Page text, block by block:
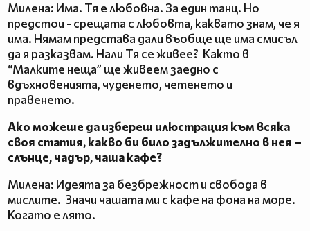
Милена: Има. Тя е любовна. За един танц. Но
предстои - срещата с любовта, каквато знам, че я
има. Нямам представа дали въобще ще има смисъл
да я разказвам. Нали Тя се живее? Както в
“Малките неща” ще живеем заедно с
вдъхновенията, чуденето, четенето и
правенето.
Ако можеше да избереш илюстрация към всяка
своя статия, какво би било задължително в нея –
слънце, чадър, чаша кафе?
Милена: Идеята за безбрежност и свобода в
мислите. Значи чашата ми с кафе на фона на море.
Когато е лято.